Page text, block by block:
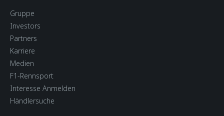
Gruppe
Investors
Partners
Karriere
Medien
F1-Rennsport
Interesse Anmelden
Händlersuche